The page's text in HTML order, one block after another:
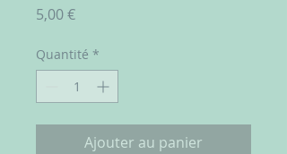
5,00 €Prix
Quantité *
Ajouter au panier